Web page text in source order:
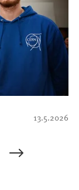
13.5.2026